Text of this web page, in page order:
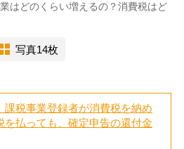
はどのくらい増えるの？消費税はど
写真14枚
課税事業登録者が消費税を納め
払っても、確定申告の還付金